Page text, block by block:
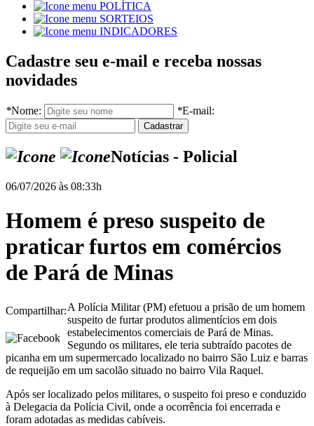
POLÍTICA
SORTEIOS
INDICADORES
Cadastre seu e-mail e receba nossas
novidades
*Nome: *E-mail:
Notícias - Policial
06/07/2026 às 08:33h
Homem é preso suspeito de
praticar furtos em comércios
de Pará de Minas
Compartilhar:A Polícia Militar (PM) efetuou a prisão de um homem
suspeito de furtar produtos alimentícios em dois
estabelecimentos comerciais de Pará de Minas.
Segundo os militares, ele teria subtraído pacotes de
picanha em um supermercado localizado no bairro São Luiz e barras
de requeijão em um sacolão situado no bairro Vila Raquel.
Após ser localizado pelos militares, o suspeito foi preso e conduzido
à Delegacia da Polícia Civil, onde a ocorrência foi encerrada e
foram adotadas as medidas cabíveis.